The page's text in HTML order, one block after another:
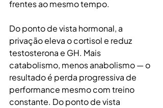
frentes ao mesmo tempo.
Do ponto de vista hormonal, a
privação eleva o cortisol e reduz
testosterona e GH. Mais
catabolismo, menos anabolismo — o
resultado é perda progressiva de
performance mesmo com treino
constante. Do ponto de vista